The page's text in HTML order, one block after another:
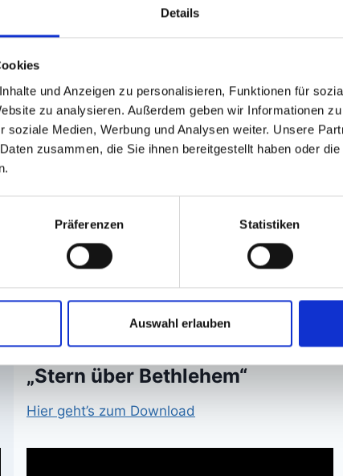
Details
und Anzeigen zu personalisieren, Funktionen für
zu analysieren. Außerdem geben wir Informationen
soziale Medien, Werbung und Analysen weiter. Unsere
zusammen, die Sie ihnen bereitgestellt haben oder
Präferenzen Statistiken
Auswahl erlauben
Sternfantasie für zwei
Solostimmen und Orchester
„Stern über Bethlehem“
Hier geht’s zum Download